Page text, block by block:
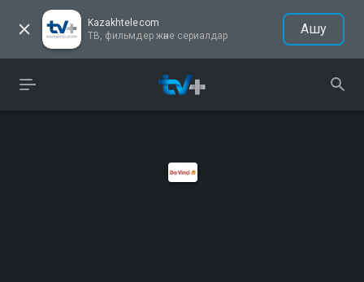
Kazakhtelecom
ТВ, фильмдер және сериалдар
Ашу